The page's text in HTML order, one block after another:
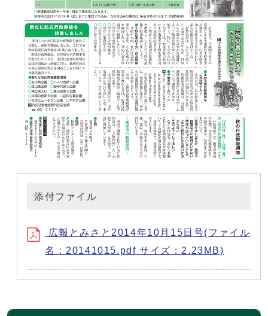
添付ファイル
広報とみさと2014年10月15日号(ファイル
名：20141015.pdf サイズ：2.23MB)